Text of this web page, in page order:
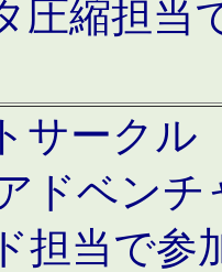
圧縮担当
サークル
ドベン
担当で参